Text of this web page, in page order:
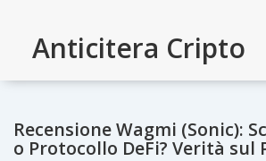
Anticitera Cripto
Recensione Wagmi (Sonic):
o Protocollo DeFi? Verità sul